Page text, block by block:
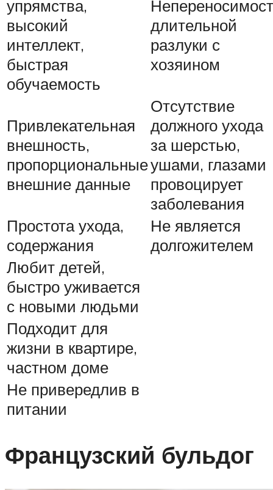
упрямства,
высокий
интеллект,
быстрая
обучаемость
длительной
разлуки с
хозяином
Привлекательная
внешность,
пропорциональные
внешние данные
Отсутствие
должного ухода
за шерстью,
ушами, глазами
провоцирует
заболевания
Простота ухода,
содержания
Не является
долгожителем
Любит детей,
быстро уживается
с новыми людьми
Подходит для
жизни в квартире,
частном доме
Не привередлив в
питании
Французский бульдог